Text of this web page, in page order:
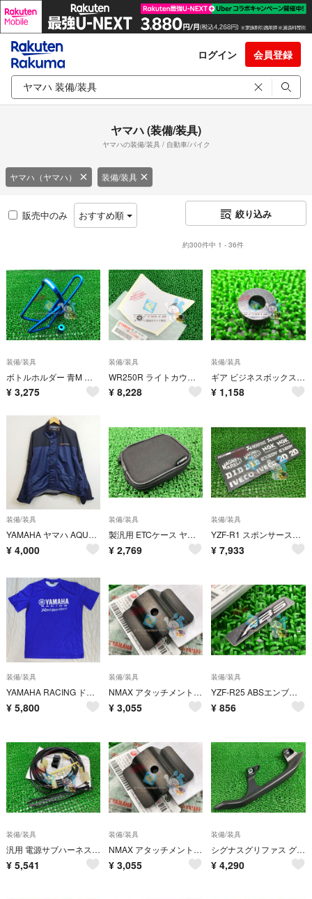
ログイン 会員登録
ヤマハ (装備/装具)
ヤマハの装備/装具 / 自動車/バイク
ヤマハ（ヤマハ） 装備/装具
販売中のみ おすすめ順 絞り込み
約300件中 1 - 36件
装備/装具
ボトルホルダー 青M ヤマハ 純正 新品 廃盤 在庫有り 即納可 カップホルダー El
¥ 3,275
装備/装具
WR250R ライトカウルデカール ヤマハ 純正 新品 バイク 部品 在庫有り 即納可 qQ
¥ 8,228
装備/装具
ギア ビジネスボックスカラー ヤマハ 純正 新品 バイク 部品 YAMAHA GEAR hM
¥ 1,158
装備/装具
YAMAHA ヤマハ AQUA CRUISE ジャケット レインウエア 裏地 メッシュ バイク ツーリング ライディング 胸 ロゴ ネイビー ブラック BL G426
¥ 4,000
装備/装具
製汎用 ETCケース ヤマハ 純正 中古 破れ無し ファスナー良好 そのまま使える kD
¥ 2,769
装備/装具
YZF-R1 スポンサーステッカーセット ヤマハ 純正 新品 在庫有り 即納可 YZF-R6 FZ8 Jc
¥ 7,933
装備/装具
YAMAHA RACING ドライメッシュTシャツ
¥ 5,800
装備/装具
NMAX アタッチメントキット ヤマハ 純正 新品 バイク 部品 廃盤 在庫有り 即納可 Ve
¥ 3,055
装備/装具
YZF-R25 ABSエンブレム ヤマハ 純正 新品 バイク 部品 YZF-R3 在庫有り 即納可 Nv
¥ 856
装備/装具
汎用 電源サブハーネスキット ヤマハ 純正 新品 バイク 部品 YAMAHA 車検 Genuine yU
¥ 5,541
装備/装具
NMAX アタッチメントキット ヤマハ 純正 新品 バイク 部品 廃盤 在庫有り 即納可 Qu
¥ 3,055
装備/装具
シグナスグリファス グラブバー 右 黒 B8R ヤマハ 純正 中古 SEJ4J 割れ欠け無し vM
¥ 4,290